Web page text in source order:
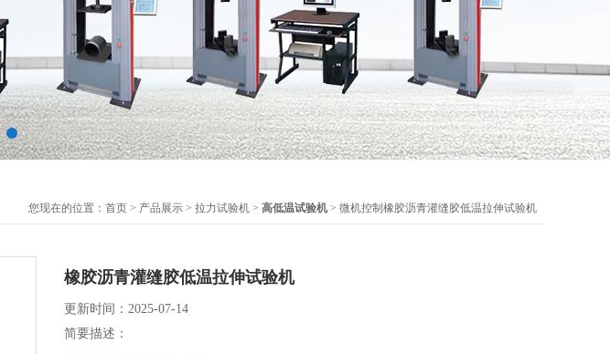
您现在的位置： 首页 > 产品展示 > 拉力试验机 > 高低温试验机 > 微机控制橡胶沥青灌缝胶低温拉伸试验机
橡胶沥青灌缝胶低温拉伸试验机
更新时间：2025-07-14
简要描述：